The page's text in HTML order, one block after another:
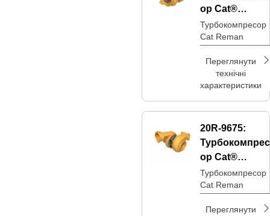
ор Cat®
Reman
Турбокомпресор
Cat Reman
Переглянути
технічні
характеристики
20R-9675:
Турбокомпрес
ор Cat®
Reman
Турбокомпресор
Cat Reman
Переглянути